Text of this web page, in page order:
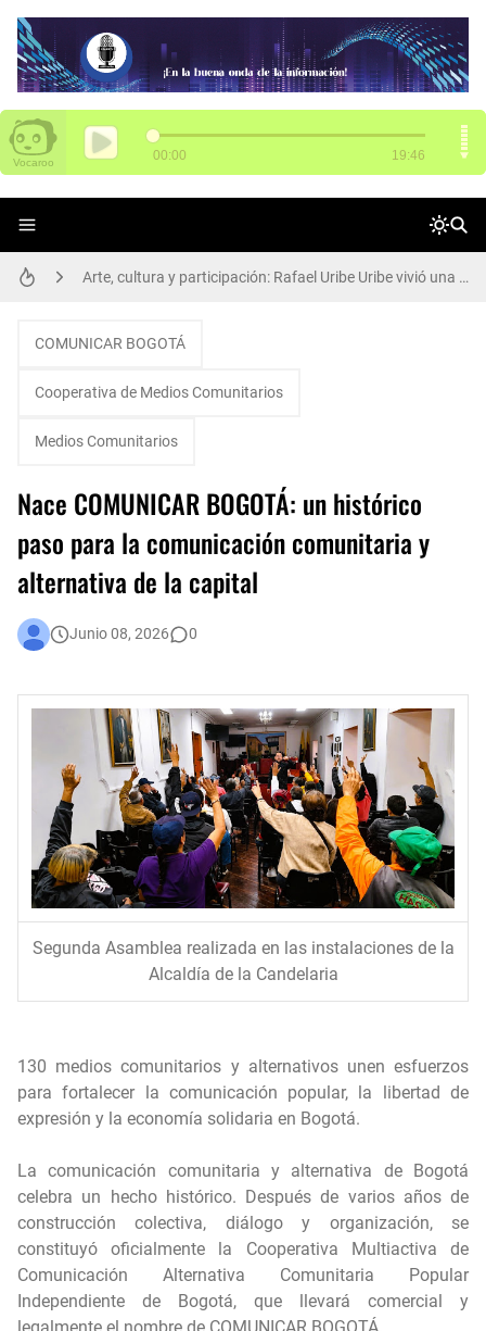
SENA tiene 3.000 vacantes para Funza
Arte, cultura y participación: Rafael Uribe Uribe vivió una gran jornada de Presupuestos Participativos
El poder del aprendizaje SENA brilla en Chile: 14 medallas en WorldSkills Américas
COMUNICAR BOGOTÁ
Cooperativa de Medios Comunitarios
Medios Comunitarios
Nace COMUNICAR BOGOTÁ: un histórico
paso para la comunicación comunitaria y
alternativa de la capital
Junio 08, 2026 0
Segunda Asamblea realizada en las instalaciones de la
Alcaldía de la Candelaria
130 medios comunitarios y alternativos unen esfuerzos
para fortalecer la comunicación popular, la libertad de
expresión y la economía solidaria en Bogotá.
La comunicación comunitaria y alternativa de Bogotá
celebra un hecho histórico. Después de varios años de
construcción colectiva, diálogo y organización, se
constituyó oficialmente la Cooperativa Multiactiva de
Comunicación Alternativa Comunitaria Popular
Independiente de Bogotá, que llevará comercial y